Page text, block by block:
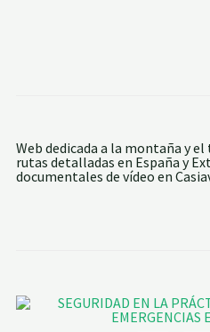
Web dedicada a la montaña y
rutas detalladas en España y
documentales de vídeo en